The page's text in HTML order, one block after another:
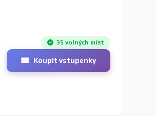
35 volných míst
Koupit vstupenky